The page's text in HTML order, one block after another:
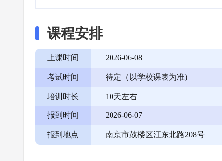
课程安排
上课时间 2026-06-08
考试时间 待定（以学校课表为准)
培训时长 10天左右
报到时间 2026-06-07
报到地点 南京市鼓楼区江东北路208号